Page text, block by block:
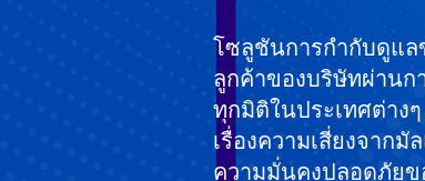
โซลูชันการกำกับดูแล
ลูกค้าของบริษัทผ่านก
ทุกมิติในประเทศต่าง
เรื่องความเสี่ยงจาก
ความมั่นคงปลอดภัยข